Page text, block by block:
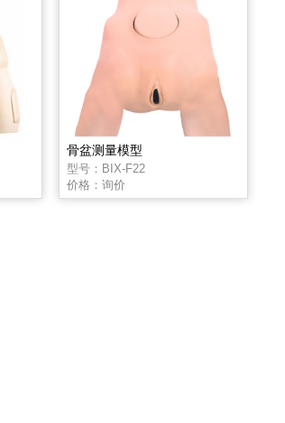
骨盆测量模型
型号：BIX-F22
价格：询价